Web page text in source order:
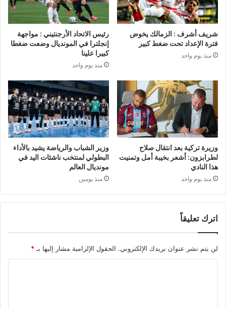
شريف أشرف : الزمالك يخوض
فترة الإعداد تحت ضغط كبير
منذ يوم واحد
رئيس الاتحاد الأرجنتيني : مواجهة
إنجلترا في المونديال وضعت ضغطا
كبيرا علينا
منذ يوم واحد
وزيرة تركية بعد انتقال صلاح
لطرابزون: أشعر بخيبة أمل وتمنيت
هذا النادي
منذ يوم واحد
وزير الشباب والرياضة يشيد بالأداء
البطولي لمنتخب ناشئات اليد في
مونديال العالم
منذ يومين
اترك تعليقاً
لن يتم نشر عنوان بريدك الإلكتروني. الحقول الإلزامية مشار إليها بـ *